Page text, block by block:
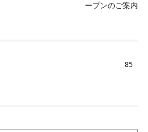
ープンのご案内
85